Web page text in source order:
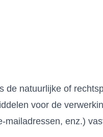
de natuurlijke of
voor de
mailadressen, enz.)